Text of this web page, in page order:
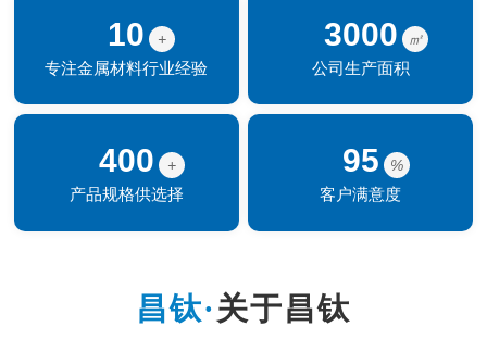
10
+
专注金属材料行业经验
3000
㎡
公司生产面积
400
+
产品规格供选择
95
%
客户满意度
关于昌钛